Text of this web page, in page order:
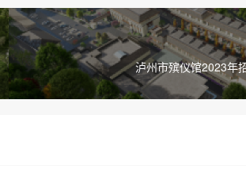
泸州市殡仪馆2023年